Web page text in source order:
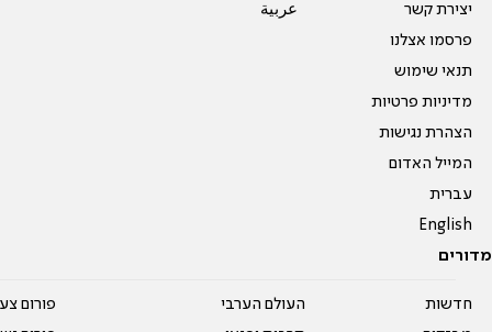
יצירת קשר
פרסמו אצלנו
תנאי שימוש
מדיניות פרטיות
הצהרת נגישות
המייל האדום
עברית
English
عربية
מדורים
חדשות
העולם הערבי
פורום